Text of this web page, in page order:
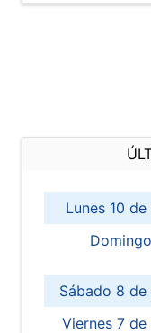
Lunes 10
Sábado 8
Viernes 7